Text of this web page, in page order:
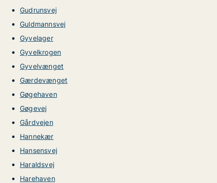
Gudrunsvej
Guldmannsvej
Gyvelager
Gyvelkrogen
Gyvelvænget
Gærdevænget
Gøgehaven
Gøgevej
Gårdvejen
Hannekær
Hansensvej
Haraldsvej
Harehaven